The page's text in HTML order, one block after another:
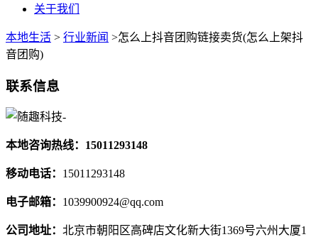
关于我们
本地生活 > 行业新闻 >怎么上抖音团购链接卖货(怎么上架抖
音团购)
联系信息
本地咨询热线：15011293148
移动电话： 15011293148
电子邮箱： 1039900924@qq.com
公司地址： 北京市朝阳区高碑店文化新大街1369号六州大厦1